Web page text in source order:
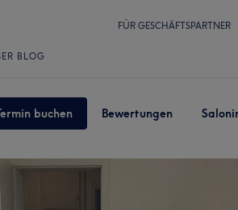
FÜR GESCHÄFTSPARTNER
BLOG
buchen Bewertungen